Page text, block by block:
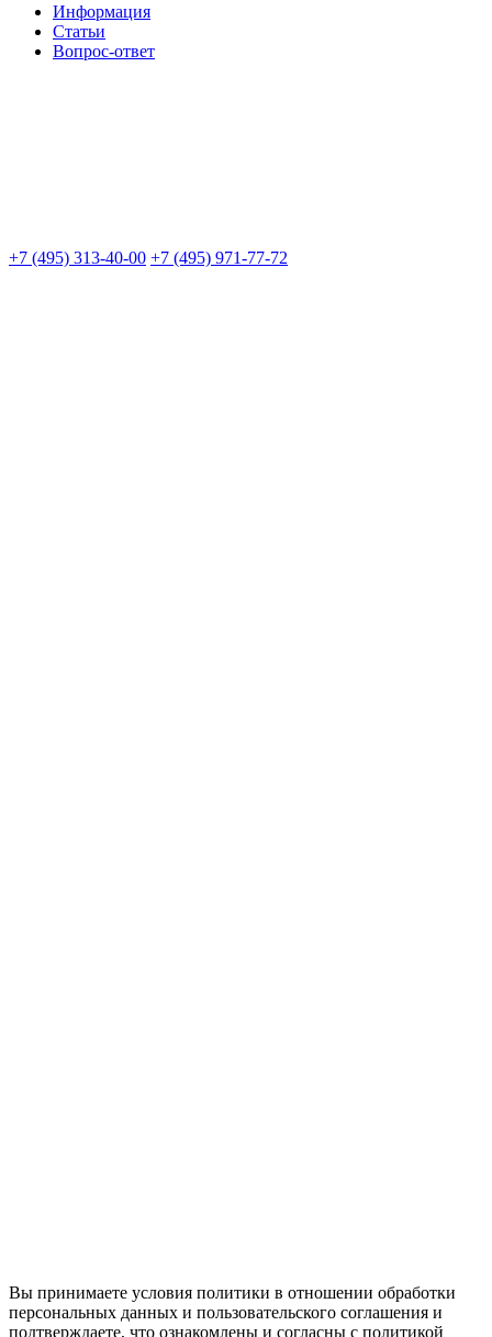
Информация
Статьи
Вопрос-ответ
+7 (495) 313-40-00 +7 (495) 971-77-72
Вы принимаете условия политики в отношении обработки
персональных данных и пользовательского соглашения и
подтверждаете, что ознакомлены и согласны с политикой